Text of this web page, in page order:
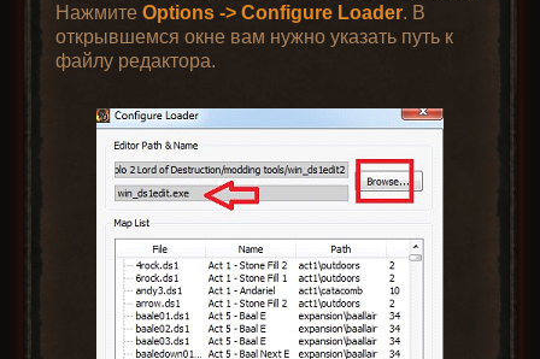
НажмитеOptions -> Configure Loader. В
открывшемся окне вам нужно указать путь к
файлу редактора.